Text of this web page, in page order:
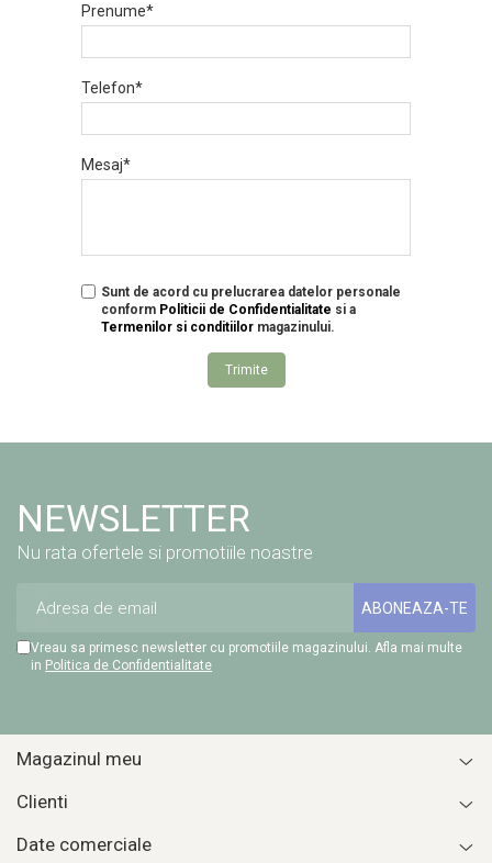
Prenume*
Telefon*
Mesaj*
Sunt de acord cu prelucrarea datelor personale
conform Politicii de Confidentialitate si a
Termenilor si conditiilor magazinului.
Trimite
NEWSLETTER
Nu rata ofertele si promotiile noastre
Vreau sa primesc newsletter cu promotiile magazinului. Afla mai multe
in Politica de Confidentialitate
Magazinul meu
Clienti
Date comerciale